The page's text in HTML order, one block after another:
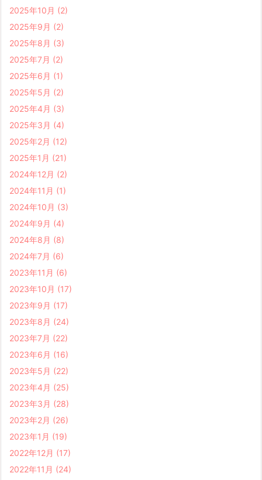
2025年10月 (2)
2025年9月 (2)
2025年8月 (3)
2025年7月 (2)
2025年6月 (1)
2025年5月 (2)
2025年4月 (3)
2025年3月 (4)
2025年2月 (12)
2025年1月 (21)
2024年12月 (2)
2024年11月 (1)
2024年10月 (3)
2024年9月 (4)
2024年8月 (8)
2024年7月 (6)
2023年11月 (6)
2023年10月 (17)
2023年9月 (17)
2023年8月 (24)
2023年7月 (22)
2023年6月 (16)
2023年5月 (22)
2023年4月 (25)
2023年3月 (28)
2023年2月 (26)
2023年1月 (19)
2022年12月 (17)
2022年11月 (24)